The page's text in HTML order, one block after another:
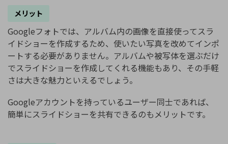
メリット
Googleフォトでは、アルバム内の画像を直接使ってスラ
イドショーを作成するため、使いたい写真を改めてインポ
ートする必要がありません。アルバムや被写体を選ぶだけ
でスライドショーを作成してくれる機能もあり、その手軽
さは大きな魅力といえるでしょう。
Googleアカウントを持っているユーザー同士であれば、
簡単にスライドショーを共有できるのもメリットです。